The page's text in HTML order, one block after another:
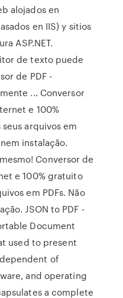
alojados en
en IIS) y sitios
ASP.NET.
de texto puede
de PDF -
... Conversor
e 100%
arquivos em
instalação.
Conversor de
e 100% gratuito
em PDFs. Não
JSON to PDF -
Document
used to present
of
and operating
a complete